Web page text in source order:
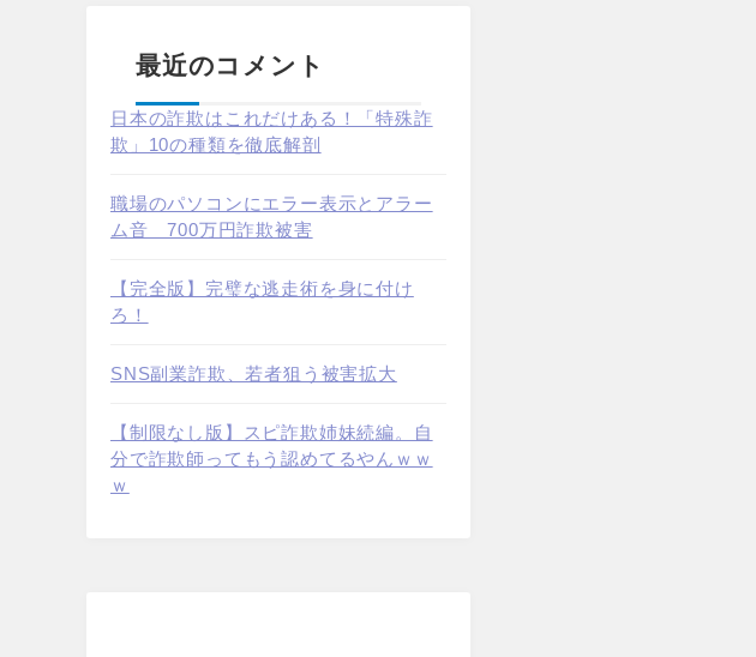
最近のコメント
日本の詐欺はこれだけある！「特殊詐
欺」10の種類を徹底解剖
職場のパソコンにエラー表示とアラー
ム音 700万円詐欺被害
【完全版】完璧な逃走術を身に付け
ろ！
SNS副業詐欺、若者狙う被害拡大
【制限なし版】スピ詐欺姉妹続編。自
分で詐欺師ってもう認めてるやんｗｗ
ｗ